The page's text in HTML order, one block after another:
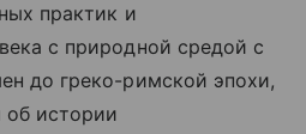
практик и
с природной средой с
до греко-римской эпохи,
об истории